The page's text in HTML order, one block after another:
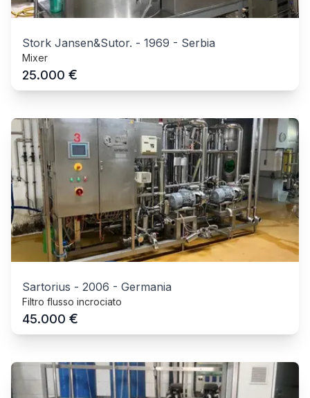
Stork Jansen&Sutor. - 1969 - Serbia
Mixer
25.000 €
Sartorius - 2006 - Germania
Filtro flusso incrociato
45.000 €